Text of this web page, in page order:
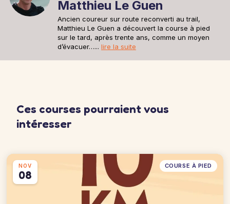
Matthieu Le Guen
Ancien coureur sur route reconverti au trail,
Matthieu Le Guen a découvert la course à pied
sur le tard, après trente ans, comme un moyen
d’évacuer…... lire la suite
Ces courses pourraient vous
intéresser
NOV
08
COURSE À PIED